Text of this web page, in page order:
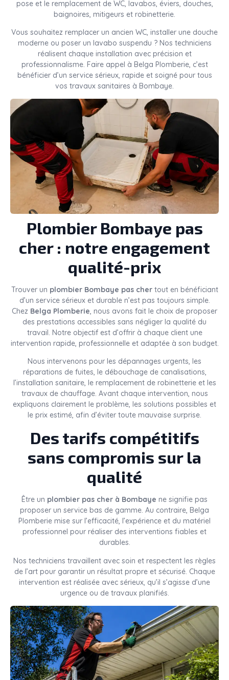
pose et le remplacement de WC, lavabos, éviers, douches,
baignoires, mitigeurs et robinetterie.
Vous souhaitez remplacer un ancien WC, installer une douche
moderne ou poser un lavabo suspendu ? Nos techniciens
réalisent chaque installation avec précision et
professionnalisme. Faire appel à Belga Plomberie, c’est
bénéficier d’un service sérieux, rapide et soigné pour tous
vos travaux sanitaires à Bombaye.
Plombier Bombaye pas
cher : notre engagement
qualité-prix
Trouver un plombier Bombaye pas chertout en bénéficiant
d’un service sérieux et durable n’est pas toujours simple.
Chez Belga Plomberie , nous avons fait le choix de proposer
des prestations accessibles sans négliger la qualité du
travail. Notre objectif est d’offrir à chaque client une
intervention rapide, professionnelle et adaptée à son budget.
Nous intervenons pour les dépannages urgents, les
réparations de fuites, le débouchage de canalisations,
l’installation sanitaire, le remplacement de robinetterie et les
travaux de chauffage. Avant chaque intervention, nous
expliquons clairement le problème, les solutions possibles et
le prix estimé, afin d’éviter toute mauvaise surprise.
Des tarifs compétitifs
sans compromis sur la
qualité
Être un plombier pas cher à Bombaye ne signifie pas
proposer un service bas de gamme. Au contraire, Belga
Plomberie mise sur l’efficacité, l’expérience et du matériel
professionnel pour réaliser des interventions fiables et
durables.
Nos techniciens travaillent avec soin et respectent les règles
de l’art pour garantir un résultat propre et sécurisé. Chaque
intervention est réalisée avec sérieux, qu’il s’agisse d’une
urgence ou de travaux planifiés.